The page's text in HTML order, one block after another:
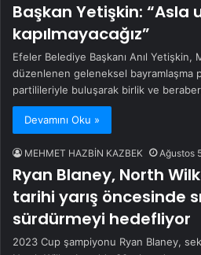
Başkan Yetişkin: “Asla
kapılmayacağız”
Efeler Belediye Başkanı Anıl Yetişkin,
düzenlenen geleneksel bayramlaşma
partilileriyle buluşarak birlik ve
Devamını Oku »
MEHMET HAZBİN KAZBEK Ağustos
Ryan Blaney, North
tarihi yarış öncesinde
sürdürmeyi hedefliyor
2023 Cup şampiyonu Ryan Blaney,